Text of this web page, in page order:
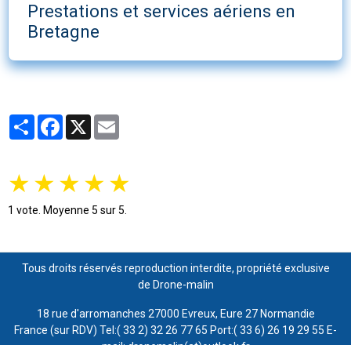
Prestations et services aériens en
Bretagne
PartagerFacebook
X
★★★★★
1 vote. Moyenne 5 sur 5.
Tous droits réservés reproduction interdite, propriété exclusive
de Drone-malin
18 rue d'arromanches 27000 Evreux, Eure 27 Normandie
France (sur RDV) Tel:( 33 2) 32 26 77 65 Port:( 33 6) 26 19 29 55 E-